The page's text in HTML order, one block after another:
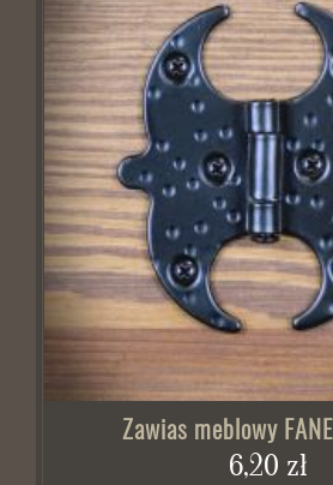
Zawias meblowy
6,20 zł